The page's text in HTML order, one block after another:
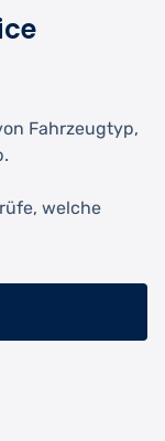
Fahrzeugtyp,
welche